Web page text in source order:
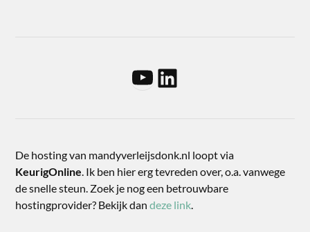
De hosting van mandyverleijsdonk.nl loopt via
KeurigOnline. Ik ben hier erg tevreden over, o.a. vanwege
de snelle steun. Zoek je nog een betrouwbare
hostingprovider? Bekijk dandeze link.